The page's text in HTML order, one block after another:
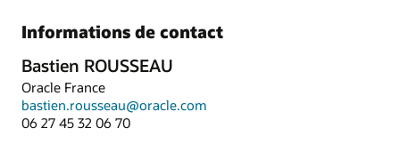
Informations de contact
Bastien ROUSSEAU
Oracle France
bastien.rousseau@oracle.com
06 27 45 32 06 70